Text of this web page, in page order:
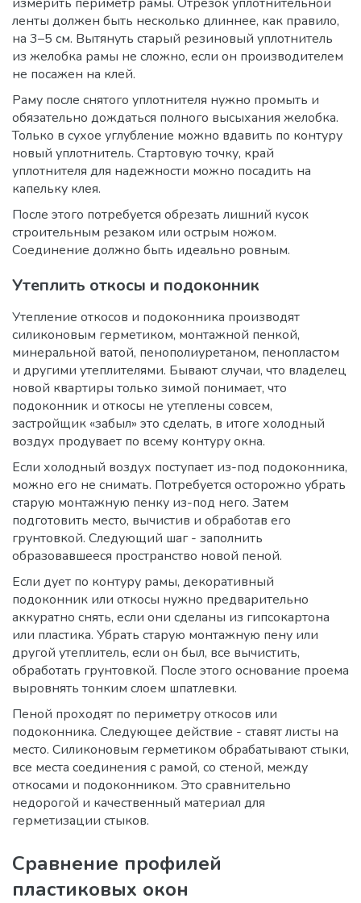
ленты должен быть несколько длиннее, как правило,
на 3–5 см. Вытянуть старый резиновый уплотнитель
из желобка рамы не сложно, если он производителем
не посажен на клей.
Раму после снятого уплотнителя нужно промыть и
обязательно дождаться полного высыхания желобка.
Только в сухое углубление можно вдавить по контуру
новый уплотнитель. Стартовую точку, край
уплотнителя для надежности можно посадить на
капельку клея.
После этого потребуется обрезать лишний кусок
строительным резаком или острым ножом.
Соединение должно быть идеально ровным.
Утеплить откосы и подоконник
Утепление откосов и подоконника производят
силиконовым герметиком, монтажной пенкой,
минеральной ватой, пенополиуретаном, пенопластом
и другими утеплителями. Бывают случаи, что владелец
новой квартиры только зимой понимает, что
подоконник и откосы не утеплены совсем,
застройщик «забыл» это сделать, в итоге холодный
воздух продувает по всему контуру окна.
Если холодный воздух поступает из-под подоконника,
можно его не снимать. Потребуется осторожно убрать
старую монтажную пенку из-под него. Затем
подготовить место, вычистив и обработав его
грунтовкой. Следующий шаг - заполнить
образовавшееся пространство новой пеной.
Если дует по контуру рамы, декоративный
подоконник или откосы нужно предварительно
аккуратно снять, если они сделаны из гипсокартона
или пластика. Убрать старую монтажную пену или
другой утеплитель, если он был, все вычистить,
обработать грунтовкой. После этого основание проема
выровнять тонким слоем шпатлевки.
Пеной проходят по периметру откосов или
подоконника. Следующее действие - ставят листы на
место. Силиконовым герметиком обрабатывают стыки,
все места соединения с рамой, со стеной, между
откосами и подоконником. Это сравнительно
недорогой и качественный материал для
герметизации стыков.
Сравнение профилей
пластиковых окон